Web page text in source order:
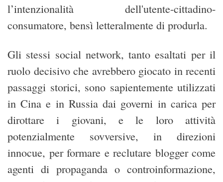
l’intenzionalità dell'utente-cittadino-
consumatore, bensì letteralmente di produrla.
Gli stessi social network, tanto esaltati per il
ruolo decisivo che avrebbero giocato in recenti
passaggi storici, sono sapientemente utilizzati
in Cina e in Russia dai governi in carica per
dirottare i giovani, e le loro attività
potenzialmente sovversive, in direzioni
innocue, per formare e reclutare blogger come
agenti di propaganda o controinformazione,